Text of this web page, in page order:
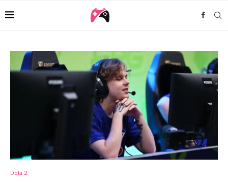
Dota 2